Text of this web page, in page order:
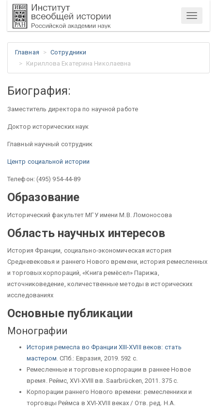
Меню
Главная
Сотрудники
Кириллова Екатерина Николаевна
Биография:
Заместитель директора по научной работе
Доктор исторических наук
Главный научный сотрудник
Центр социальной истории
Телефон: (495) 954-44-89
Образование
Исторический факультет МГУ имени М.В. Ломоносова
Область научных интересов
История Франции, социально-экономическая история
Средневековья и раннего Нового времени, история ремесленных
и торговых корпораций, «Книга ремёсел» Парижа,
источниковедение, количественные методы в исторических
исследованиях
Основные публикации
Монографии
История ремесла во Франции XIII-XVIII веков: стать
мастером. СПб.: Евразия, 2019. 592 с.
Ремесленные и торговые корпорации в раннее Новое
время. Реймс, XVI-XVIII вв. Saarbrücken, 2011. 375 с.
Корпорации раннего Нового времени: ремесленники и
торговцы Реймса в XVI-XVIII веках / Отв. ред. Н.А.